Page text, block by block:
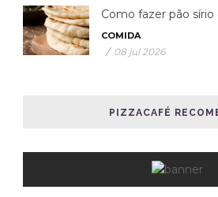
Como fazer pão sírio
COMIDA
/ 08 jul 2026
PIZZACAFÉ